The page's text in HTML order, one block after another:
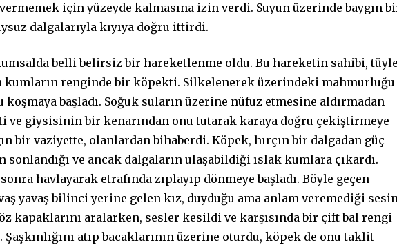
için yüzeyde kalmasına izin verdi. Suyun üzerinde baygın
dalgalarıyla kıyıya doğru ittirdi.
belli belirsiz bir hareketlenme oldu. Bu hareketin sahibi,
kumların renginde bir köpekti. Silkelenerek üzerindeki mahmurluğu
başladı. Soğuk suların üzerine nüfuz etmesine aldırmadan
ve giysisinin bir kenarından onu tutarak karaya doğru çekiştirmeye
bir vaziyette, olanlardan bihaberdi. Köpek, hırçın bir dalgadan güç
sonlandığı ve ancak dalgaların ulaşabildiği ıslak kumlara çıkardı.
havlayarak etrafında zıplayıp dönmeye başladı. Böyle geçen
yavaş bilinci yerine gelen kız, duyduğu ama anlam veremediği
kapaklarını aralarken, sesler kesildi ve karşısında bir çift bal rengi
Şaşkınlığını atıp bacaklarının üzerine oturdu, köpek de onu taklit